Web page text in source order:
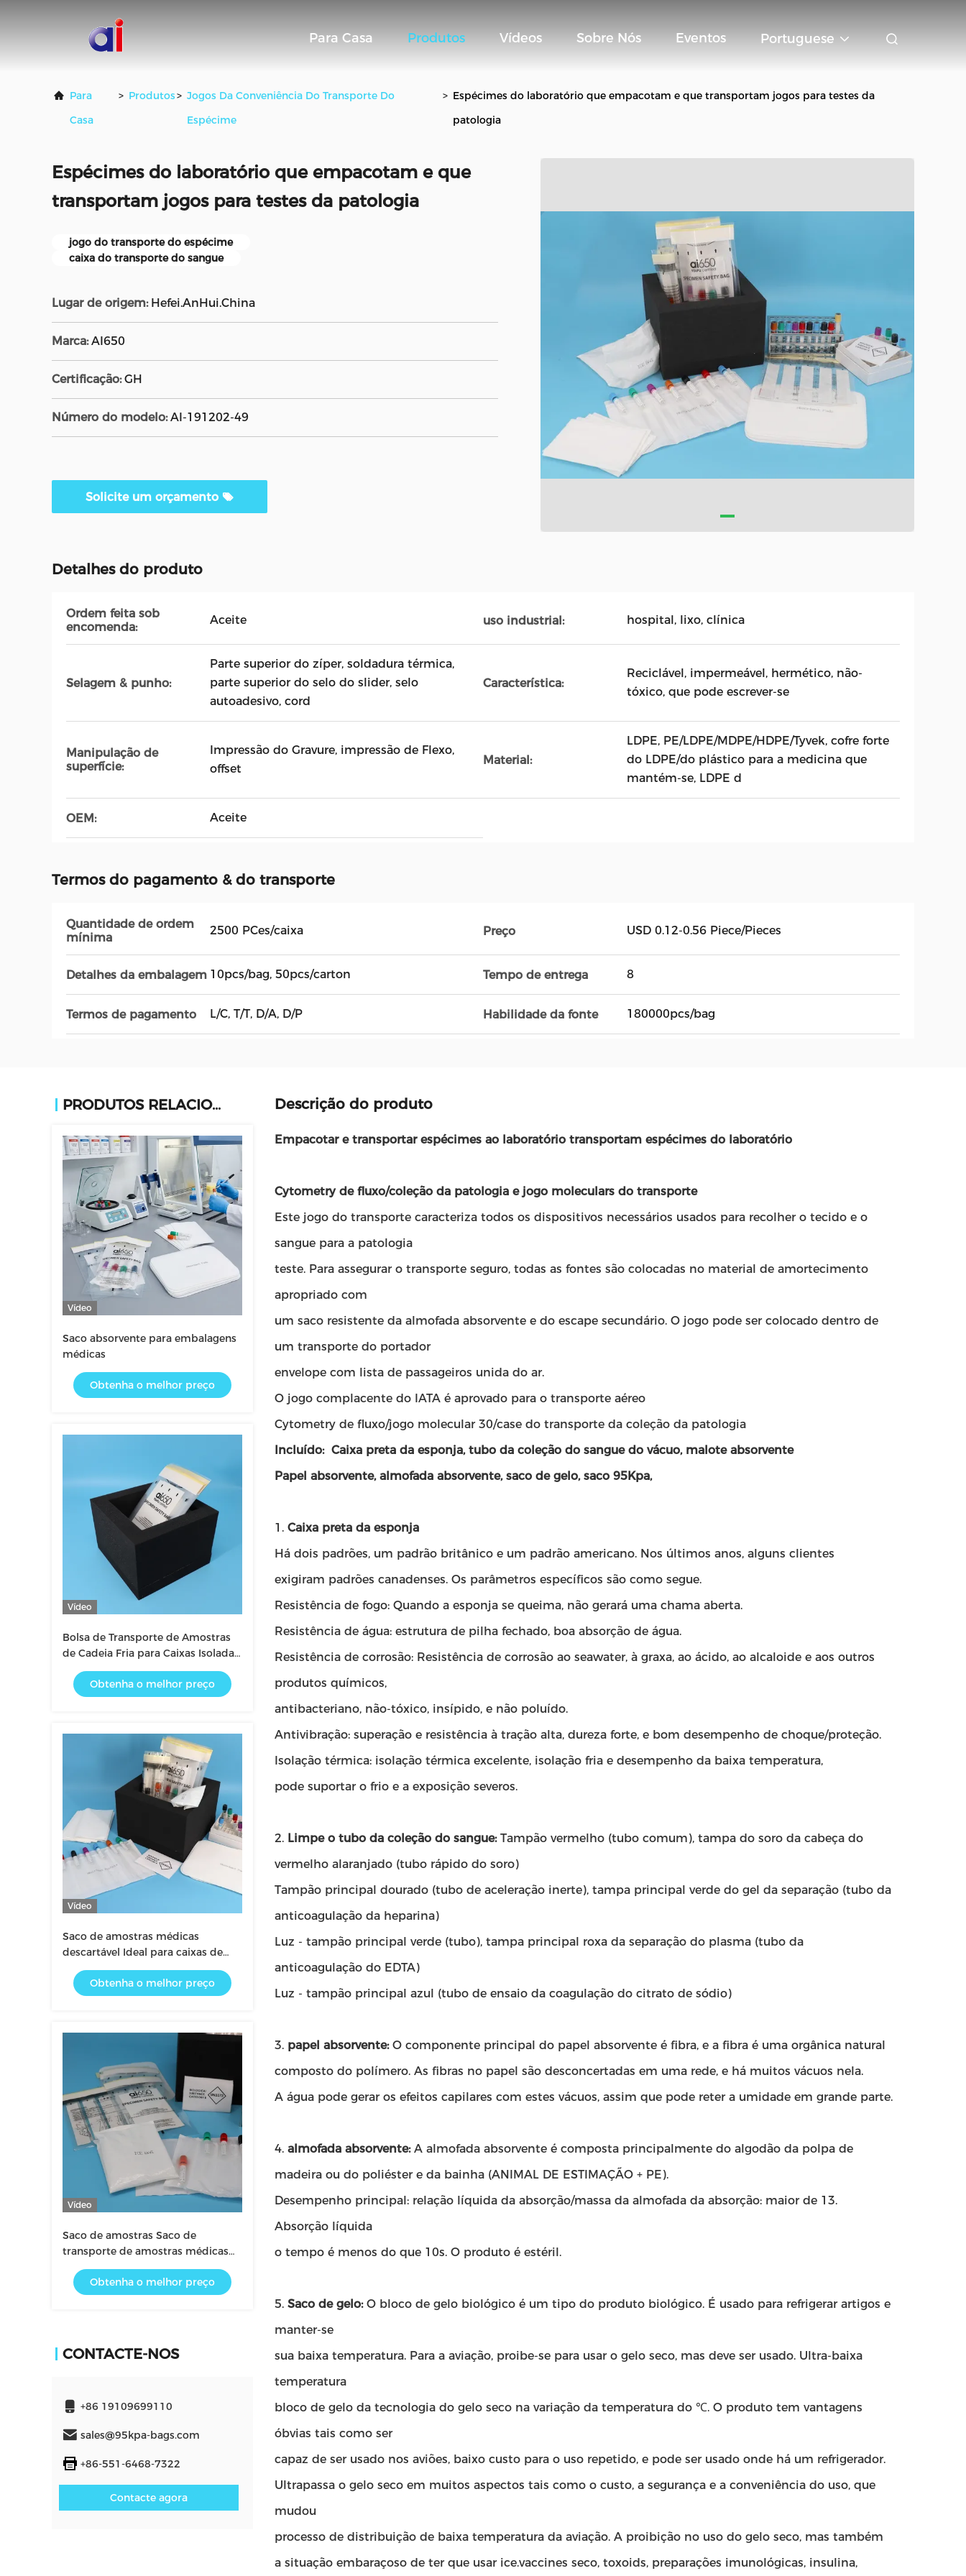
Para Casa Produtos Vídeos Sobre Nós Eventos Portuguese
Para
Casa
> Produtos> Jogos Da Conveniência Do Transporte Do
Espécime
> Espécimes do laboratório que empacotam e que transportam jogos para testes da
patologia
Espécimes do laboratório que empacotam e que
transportam jogos para testes da patologia
jogo do transporte do espécime
caixa do transporte do sangue
Lugar de origem: Hefei.AnHui.China
Marca: AI650
Certificação: GH
Número do modelo: AI-191202-49
Solicite um orçamento
Detalhes do produto
Ordem feita sob
encomenda:
Aceite uso industrial: hospital, lixo, clínica
Selagem & punho:
Parte superior do zíper, soldadura térmica,
parte superior do selo do slider, selo
autoadesivo, cord
Característica:
Reciclável, impermeável, hermético, não-
tóxico, que pode escrever-se
Manipulação de
superfície:
Impressão do Gravure, impressão de Flexo,
offset
Material:
LDPE, PE/LDPE/MDPE/HDPE/Tyvek, cofre forte
do LDPE/do plástico para a medicina que
mantém-se, LDPE d
OEM: Aceite
Termos do pagamento & do transporte
Quantidade de ordem
mínima
2500 PCes/caixa Preço USD 0.12-0.56 Piece/Pieces
Detalhes da embalagem 10pcs/bag, 50pcs/carton Tempo de entrega 8
Termos de pagamento L/C, T/T, D/A, D/P Habilidade da fonte 180000pcs/bag
PRODUTOS RELACIONADOS
Vídeo
Saco absorvente para embalagens
médicas
Obtenha o melhor preço
Vídeo
Bolsa de Transporte de Amostras
de Cadeia Fria para Caixas Isoladas
e Contêineres de Envio Congelados
Controle de Temperatura de Grau
Médico
Obtenha o melhor preço
Vídeo
Saco de amostras médicas
descartável Ideal para caixas de
transporte de congelador e
sistemas de transporte de
refrigerantes Solução de
temperatura
Obtenha o melhor preço
Vídeo
Saco de amostras Saco de
transporte de amostras médicas
para utilização com caixas isoladas
e material de cadeia de frio
Obtenha o melhor preço
CONTACTE-NOS
+86 19109699110
sales@95kpa-bags.com
+86-551-6468-7322
Contacte agora
Descrição do produto
Empacotar e transportar espécimes ao laboratório transportam espécimes do laboratório
Cytometry de fluxo/coleção da patologia e jogo moleculars do transporte
Este jogo do transporte caracteriza todos os dispositivos necessários usados para recolher o tecido e o
sangue para a patologia
teste. Para assegurar o transporte seguro, todas as fontes são colocadas no material de amortecimento
apropriado com
um saco resistente da almofada absorvente e do escape secundário. O jogo pode ser colocado dentro de
um transporte do portador
envelope com lista de passageiros unida do ar.
O jogo complacente do IATA é aprovado para o transporte aéreo
Cytometry de fluxo/jogo molecular 30/case do transporte da coleção da patologia
Incluído: Caixa preta da esponja, tubo da coleção do sangue do vácuo, malote absorvente
Papel absorvente, almofada absorvente, saco de gelo, saco 95Kpa,
1. Caixa preta da esponja
Há dois padrões, um padrão britânico e um padrão americano. Nos últimos anos, alguns clientes
exigiram padrões canadenses. Os parâmetros específicos são como segue.
Resistência de fogo: Quando a esponja se queima, não gerará uma chama aberta.
Resistência de água: estrutura de pilha fechado, boa absorção de água.
Resistência de corrosão: Resistência de corrosão ao seawater, à graxa, ao ácido, ao alcaloide e aos outros
produtos químicos,
antibacteriano, não-tóxico, insípido, e não poluído.
Antivibração: superação e resistência à tração alta, dureza forte, e bom desempenho de choque/proteção.
Isolação térmica: isolação térmica excelente, isolação fria e desempenho da baixa temperatura,
pode suportar o frio e a exposição severos.
2. Limpe o tubo da coleção do sangue: Tampão vermelho (tubo comum), tampa do soro da cabeça do
vermelho alaranjado (tubo rápido do soro)
Tampão principal dourado (tubo de aceleração inerte), tampa principal verde do gel da separação (tubo da
anticoagulação da heparina)
Luz - tampão principal verde (tubo), tampa principal roxa da separação do plasma (tubo da
anticoagulação do EDTA)
Luz - tampão principal azul (tubo de ensaio da coagulação do citrato de sódio)
3. papel absorvente: O componente principal do papel absorvente é fibra, e a fibra é uma orgânica natural
composto do polímero. As fibras no papel são desconcertadas em uma rede, e há muitos vácuos nela.
A água pode gerar os efeitos capilares com estes vácuos, assim que pode reter a umidade em grande parte.
4. almofada absorvente: A almofada absorvente é composta principalmente do algodão da polpa de
madeira ou do poliéster e da bainha (ANIMAL DE ESTIMAÇÃO + PE).
Desempenho principal: relação líquida da absorção/massa da almofada da absorção: maior de 13.
Absorção líquida
o tempo é menos do que 10s. O produto é estéril.
5. Saco de gelo: O bloco de gelo biológico é um tipo do produto biológico. É usado para refrigerar artigos e
manter-se
sua baixa temperatura. Para a aviação, proibe-se para usar o gelo seco, mas deve ser usado. Ultra-baixa
temperatura
bloco de gelo da tecnologia do gelo seco na variação da temperatura do ℃. O produto tem vantagens
óbvias tais como ser
capaz de ser usado nos aviões, baixo custo para o uso repetido, e pode ser usado onde há um refrigerador.
Ultrapassa o gelo seco em muitos aspectos tais como o custo, a segurança e a conveniência do uso, que
mudou
processo de distribuição de baixa temperatura da aviação. A proibição no uso do gelo seco, mas também
a situação embaraçoso de ter que usar ice.vaccines seco, toxoids, preparações imunológicas, insulina,